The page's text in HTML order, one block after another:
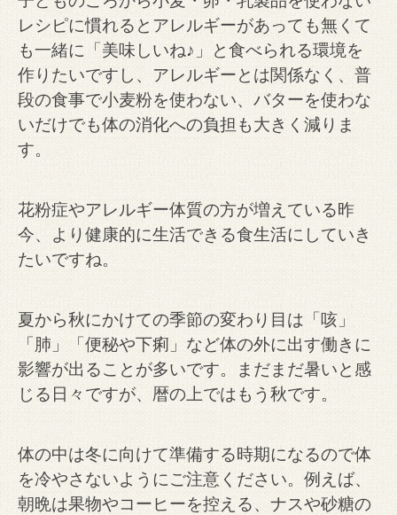
レシピに慣れるとアレルギーがあっても無くて
も一緒に「美味しいね♪」と食べられる環境を
作りたいですし、アレルギーとは関係なく、普
段の食事で小麦粉を使わない、バターを使わな
いだけでも体の消化への負担も大きく減りま
す。
花粉症やアレルギー体質の方が増えている昨
今、より健康的に生活できる食生活にしていき
たいですね。
夏から秋にかけての季節の変わり目は「咳」
「肺」「便秘や下痢」など体の外に出す働きに
影響が出ることが多いです。まだまだ暑いと感
じる日々ですが、暦の上ではもう秋です。
体の中は冬に向けて準備する時期になるので体
を冷やさないようにご注意ください。 例えば、
朝晩は果物やコーヒーを控える、ナスや砂糖の